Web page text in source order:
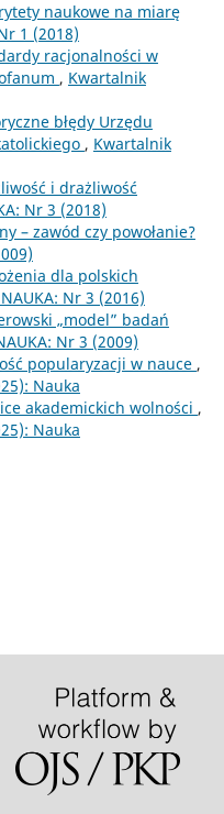
naukowe na miarę
1 (2018)
racjonalności w
, Kwartalnik
błędy Urzędu
, Kwartalnik
i drażliwość
Nr 3 (2018)
– zawód czy powołanie?
dla polskich
Nr 3 (2016)
„model” badań
Nr 3 (2009)
popularyzacji w nauce ,
Nauka
akademickich wolności ,
Nauka